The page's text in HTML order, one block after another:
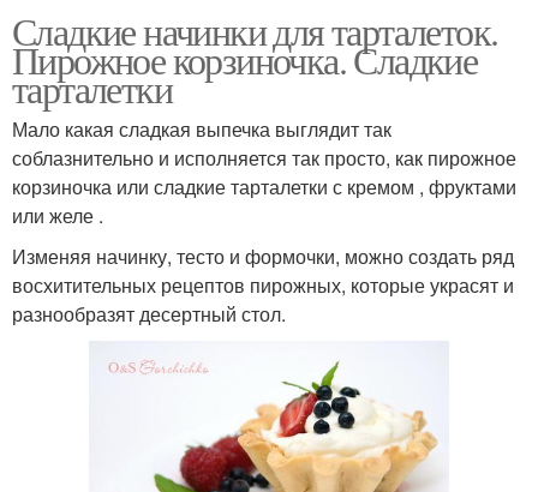
Сладкие начинки для тарталеток.
Пирожное корзиночка. Сладкие
тарталетки
Мало какая сладкая выпечка выглядит так
соблазнительно и исполняется так просто, как пирожное
корзиночка или сладкие тарталетки с кремом , фруктами
или желе .
Изменяя начинку, тесто и формочки, можно создать ряд
восхитительных рецептов пирожных, которые украсят и
разнообразят десертный стол.